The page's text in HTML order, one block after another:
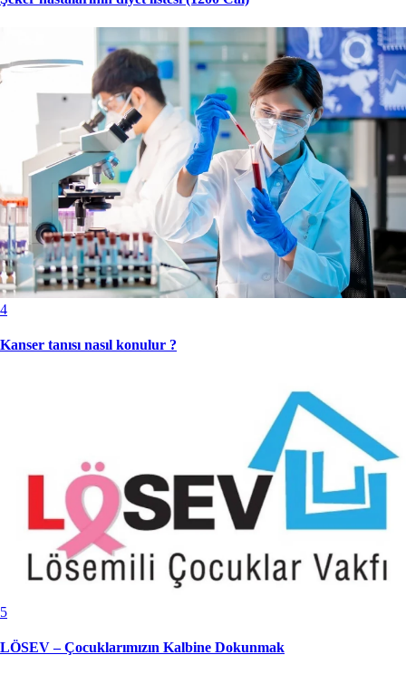
4
Kanser tanısı nasıl konulur ?
5
LÖSEV – Çocuklarımızın Kalbine Dokunmak